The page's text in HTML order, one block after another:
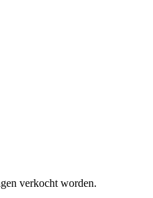
verkocht worden.